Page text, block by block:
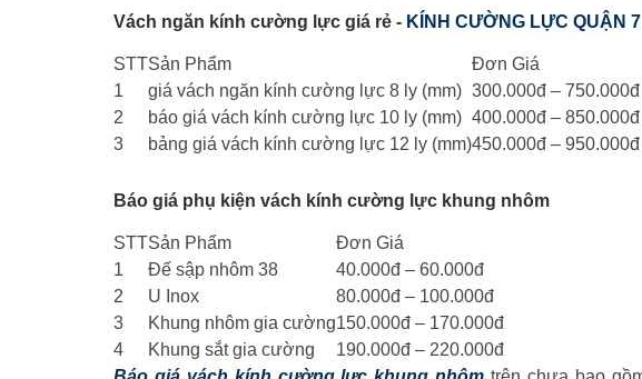
Vách ngăn kính cường lực giá rẻ - KÍNH CƯỜNG LỰC QUẬN 7
STTSản Phẩm
Đơn Giá
1
giá vách ngăn kính cường lực 8 ly (mm) 300.000đ – 750.000đ
2
báo giá vách kính cường lực 10 ly (mm) 400.000đ – 850.000đ
3
bảng giá vách kính cường lực 12 ly (mm)450.000đ – 950.000đ
Báo giá phụ kiện vách kính cường lực khung nhôm
STTSản Phẩm
Đơn Giá
1
Đế sập nhôm 38
40.000đ – 60.000đ
2
U Inox
80.000đ – 100.000đ
3
Khung nhôm gia cường150.000đ – 170.000đ
4
Khung sắt gia cường
190.000đ – 220.000đ